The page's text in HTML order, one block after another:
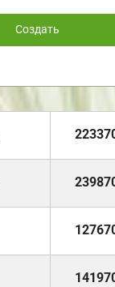
Создать